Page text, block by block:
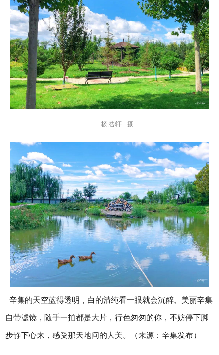
杨浩轩 摄
辛集的天空蓝得透明，白的清纯看一眼就会沉醉。美丽辛集
自带滤镜，随手一拍都是大片，行色匆匆的你，不妨停下脚
步静下心来，感受那天地间的大美。（来源：辛集发布）